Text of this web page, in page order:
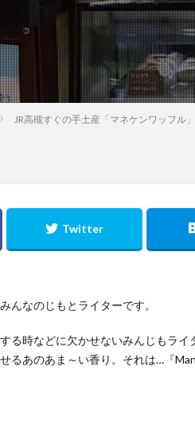
JR高槻すぐの手土産「マネケンワッフル
んなのじもとライターです。
る時などに欠かせないみんじもライ
るあのあま～い香り。それは…『